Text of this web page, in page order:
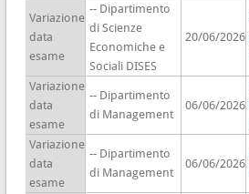
Variazione
data
esame
-- Dipartimento
di Scienze
Economiche e
Sociali DISES
20/06/2026
Variazione
data
esame
-- Dipartimento
di Management
06/06/2026
Variazione
data
esame
-- Dipartimento
di Management
06/06/2026